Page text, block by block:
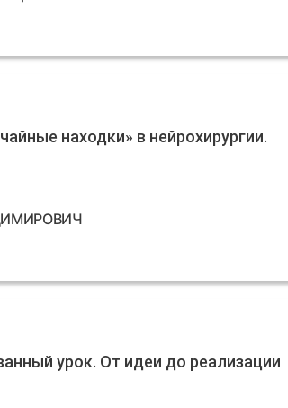
находки» в нейрохирургии.
урок. От идеи до реализации